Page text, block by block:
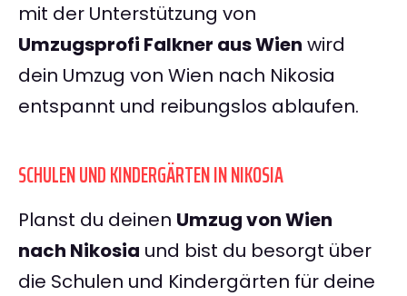
mit der Unterstützung von
Umzugsprofi Falkner aus Wien wird
dein Umzug von Wien nach Nikosia
entspannt und reibungslos ablaufen.
SCHULEN UND KINDERGÄRTEN IN NIKOSIA
Planst du deinen Umzug von Wien
nach Nikosia und bist du besorgt über
die Schulen und Kindergärten für deine